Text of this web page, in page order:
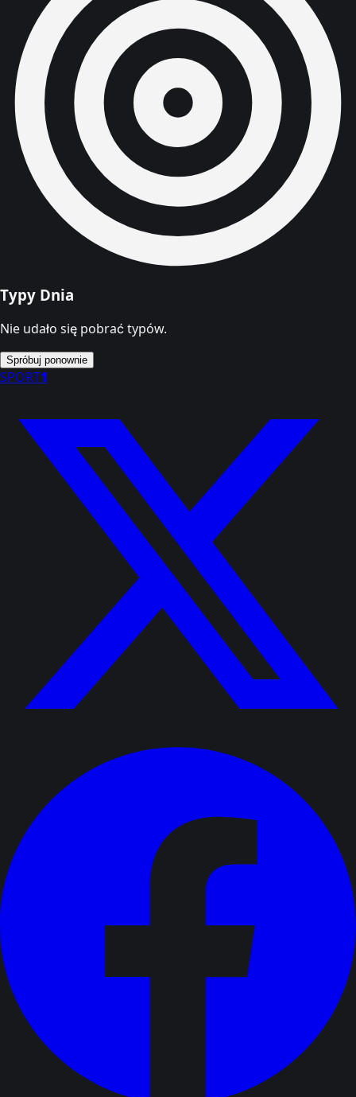
Typy Dnia
Nie udało się pobrać typów.
Spróbuj ponownie
SPORT1